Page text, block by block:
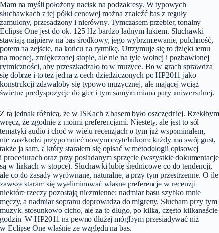
Mam na myśli położony nacisk na podzakresy. W typowych
słuchawkach z tej półki cenowej można znaleźć bas z reguły
zamulony, przesadzony i nierówny. Tymczasem przebieg tonalny
Eclipse One jest do ok. 125 Hz bardzo ładnym łukiem. Słuchawki
stawiają najpierw na bas środkowy, jego wybrzmiewanie, pulchność,
potem na zejście, na końcu na rytmikę. Utrzymuje się to dzięki temu
na mocnej, zmiękczonej stopie, ale nie na tyle wolnej i pozbawionej
rytmiczności, aby przeszkadzało to w muzyce. Bo w grach sprawdza
się dobrze i to też jedna z cech dziedziczonych po HP2011 jako
konstrukcji zdawałoby się typowo muzycznej, ale mającej wciąż
świetne predyspozycje do gier i tym samym miana pary uniwersalnej.
Z tą jednak różnicą, że w ISKach z basem było oszczędniej. Rzekłbym
wręcz, że zgodnie z moimi preferencjami. Niestety, ale jest to sól
tematyki audio i choć w wielu recenzjach o tym już wspominałem,
nie zaszkodzi przypomnieć nowym czytelnikom: każdy ma swój gust,
także ja sam, a który starałem się opisać w metodologii opisowej
i procedurach oraz przy posiadanym sprzęcie (wszystkie dokumentacje
są w linkach w stopce). Słuchawki lubię średnicowe co do tendencji,
ale co do zasady wyrównane, naturalne, a przy tym przestrzenne. O ile
zawsze staram się wyeliminować własne preferencje w recenzji,
niektóre rzeczy pozostają niezmienne: nadmiar basu szybko mnie
męczy, a nadmiar sopranu doprowadza do migreny. Słucham przy tym
muzyki stosunkowo cicho, ale za to długo, po kilka, często kilkanaście
godzin. W HP2011 na pewno dłużej mógłbym przesiadywać niż
w Eclipse One właśnie ze względu na bas.